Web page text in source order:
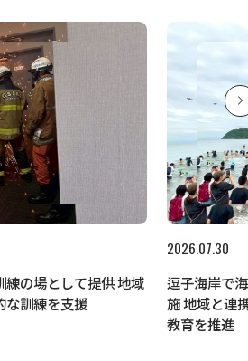
の場として提供 地域
な訓練を支援
2026.07.30
逗子海岸で
施 地域と連
教育を推進